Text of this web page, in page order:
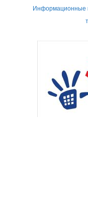
Информационные